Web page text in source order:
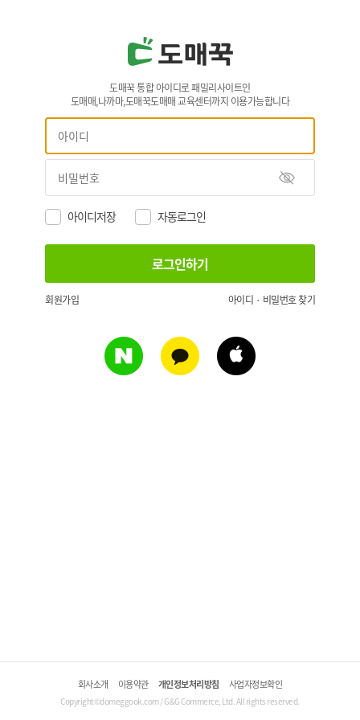
도매꾹 통합 아이디로 패밀리사이트인
도매매,나까마,도매꾹도매매 교육센터까지 이용가능합니다
아이디저장 자동로그인
회원가입 아이디 · 비밀번호 찾기
회사소개 이용약관 개인정보처리방침 사업자정보확인
Copyright©domeggook.com / G&G Commerce, Ltd. All rights reserved.